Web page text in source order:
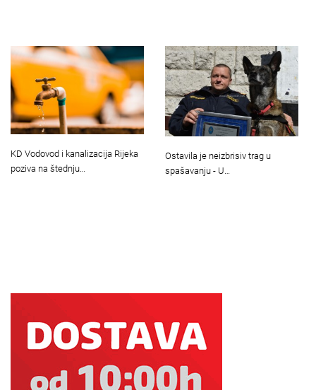
KD Vodovod i kanalizacija Rijeka
poziva na štednju…
Ostavila je neizbrisiv trag u
spašavanju - U…